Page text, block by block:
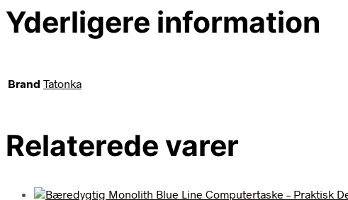
Yderligere information
Brand Tatonka
Relaterede varer